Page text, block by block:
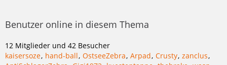
Benutzer online in diesem Thema
12 Mitglieder und 42 Besucher
kaisersoze hand-ball OstseeZebra Arpad Crusty zanclus